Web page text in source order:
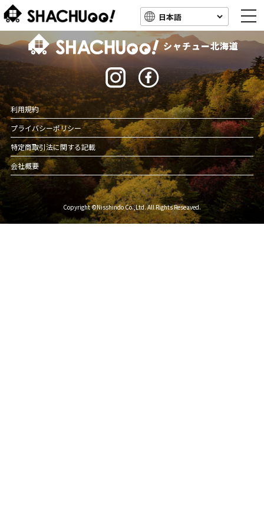
北海道キャンピングカー車中泊スポット情報
シャチュー北海道
利用規約
プライバシーポリシー
特定商取引法に関する記載
会社概要
Copyright ©Nisshindo Co.,Ltd. All Rights Reseaved.